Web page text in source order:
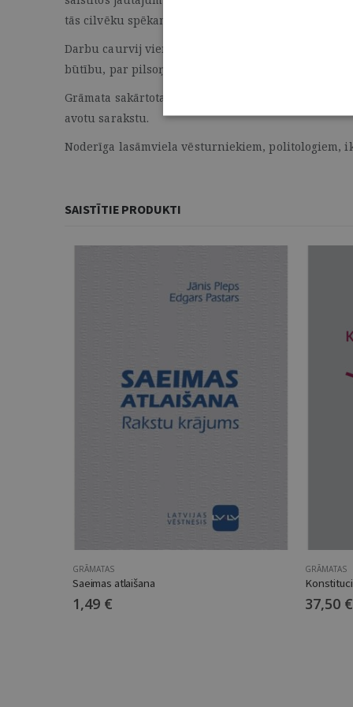
tās cilvēku spēkam.
Darbu caurvij viens kopīgs motīvs –
būtību, par pilsoņu attiecībām ar valsti un tās
Grāmata sakārtota sešos tematiskos satura blokos
avotu sarakstu.
Noderīga lasāmviela vēsturniekiem, politologiem,
SAISTĪTIE PRODUKTI
GRĀMATAS
Saeimas atlaišana
1,49 €
GRĀMATAS
37,50 €